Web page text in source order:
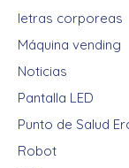
letras corporeas
Máquina vending
Noticias
Pantalla LED
Punto de Salud
Robot